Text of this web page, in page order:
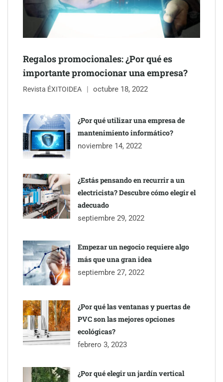
NOVA: innovación y diseño que transforman espacios de la
mano de Tormo Franquicias
Regalos promocionales: ¿Por qué es
importante promocionar una empresa?
Revista ÉXITOIDEA octubre 18, 2022
¿Por qué utilizar una empresa de
mantenimiento informático?
noviembre 14, 2022
¿Estás pensando en recurrir a un
electricista? Descubre cómo elegir el
adecuado
septiembre 29, 2022
Empezar un negocio requiere algo
más que una gran idea
septiembre 27, 2022
¿Por qué las ventanas y puertas de
PVC son las mejores opciones
ecológicas?
febrero 3, 2023
¿Por qué elegir un jardín vertical